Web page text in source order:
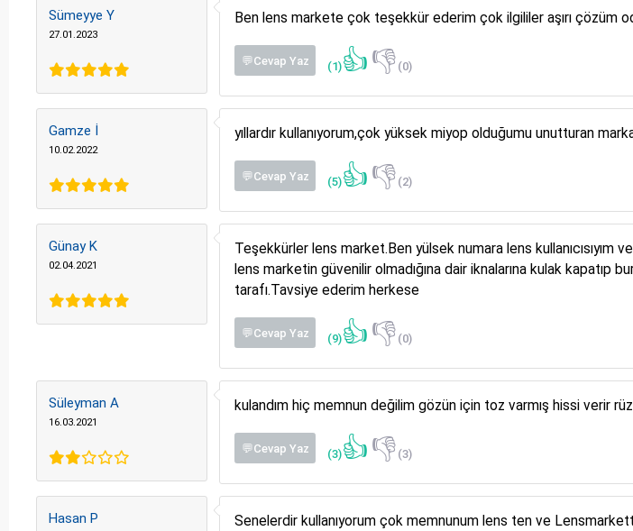
Sümeyye Y
27.01.2023
Ben lens markete çok teşekkür ederim çok ilgililer aşırı çözüm
💬Cevap Yaz (1)👍👎 (0)
Gamze İ
10.02.2022
yıllardır kullanıyorum,çok yüksek miyop olduğumu unutturan
💬Cevap Yaz (5)👍👎 (2)
Günay K
02.04.2021
Teşekkürler lens market.Ben yülsek numara lens
lens marketin güvenilir olmadığına dair iknalarına kulak kapatıp
tarafı.Tavsiye ederim herkese
💬Cevap Yaz (9)👍👎 (0)
Süleyman A
16.03.2021
kulandım hiç memnun değilim gözün için toz varmış hissi verir
💬Cevap Yaz (3)👍👎 (3)
Hasan P Senelerdir kullanıyorum çok memnunum lens ten ve